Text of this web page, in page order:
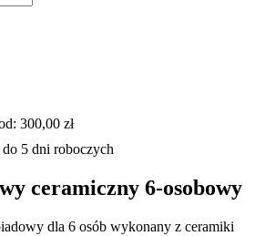
300,00 zł
5 dni roboczych
ceramiczny 6-osobowy
dla 6 osób wykonany z ceramiki